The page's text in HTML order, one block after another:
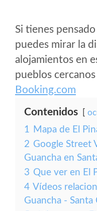
Si tienes
puedes mirar la
alojamientos en
pueblos cercanos
Booking.com
Contenidos
1 Mapa de El
2 Google Street
Guancha en
3 Que ver en El
4 Vídeos
Guancha -